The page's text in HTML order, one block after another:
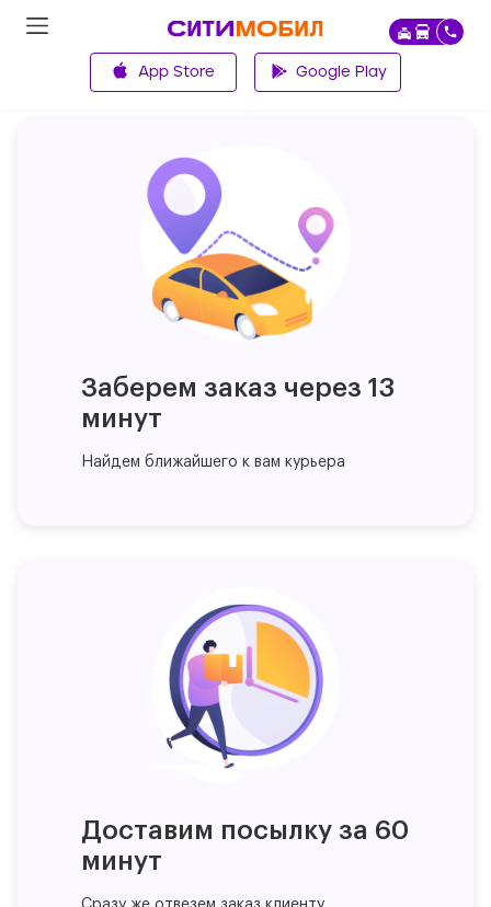
App Store Google Play
Заберем заказ через 13
минут
Найдем ближайшего к вам курьера
Доставим посылку за 60
минут